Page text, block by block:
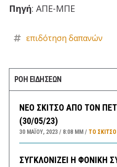
Πηγή: ΑΠΕ-ΜΠΕ
επιδότηση δαπανών
ΡΟΗ ΕΙΔΗΣΕΩΝ
ΝΕΟ ΣΚΙΤΣΟ ΑΠΟ ΤΟΝ
(30/05/23)
30 ΜΑΪ́ΟΥ, 2023 8:08 ΜΜ ΤΟ ΣΚΊΤΣΟ
ΣΥΓΚΛΟΝΙΖΕΙ Η ΦΟΝΙΚΗ